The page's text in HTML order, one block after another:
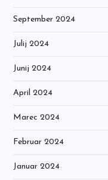
September 2024
Julij 2024
Junij 2024
April 2024
Marec 2024
Februar 2024
Januar 2024